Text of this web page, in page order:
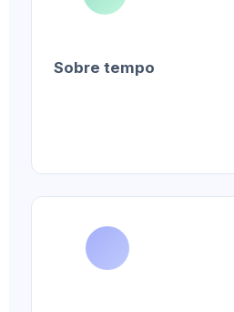
Sobre tempo